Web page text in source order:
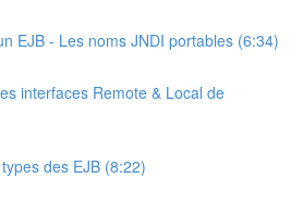
EJB - Les noms JNDI portables (6:34)
interfaces Remote & Local de
des EJB (8:22)